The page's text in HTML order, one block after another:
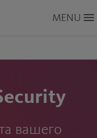
MENU
вашего